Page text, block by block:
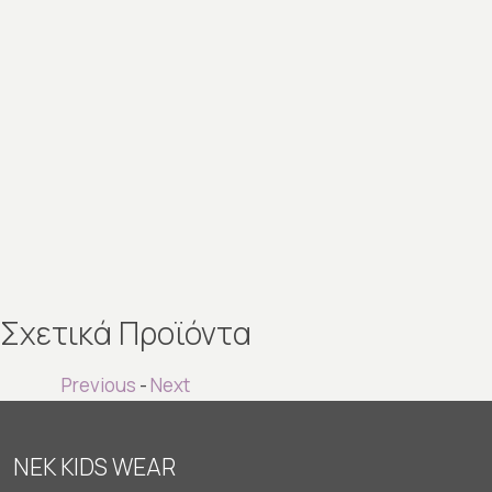
Σχετικά Προϊόντα
Previous -Next
NEK KIDS WEAR